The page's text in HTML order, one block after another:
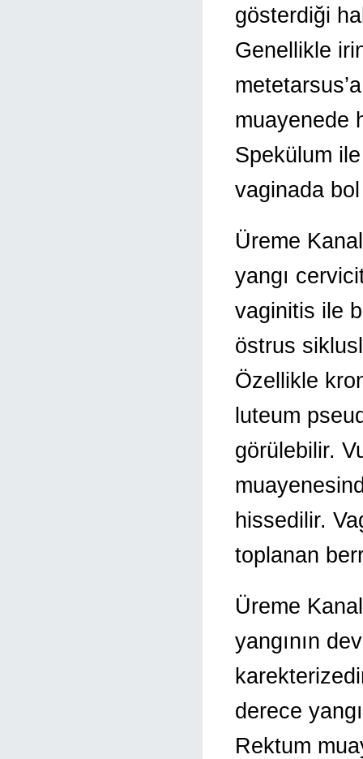
gösterdiği
Genellikle
muayenede
Spekülum
vaginada bol
Üreme
yangı
vaginitis ile
östrus
Özellikle
luteum
görülebilir.
hissedilir.
toplanan
Üreme
yangının
derece
Rektum